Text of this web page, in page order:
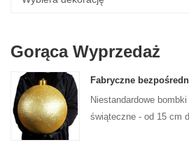
Gorąca Wyprzedaż
Niestandardowe bombki
świąteczne - od 15 cm